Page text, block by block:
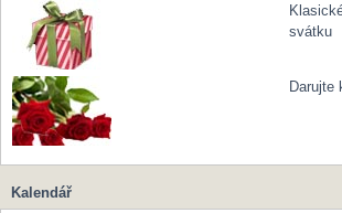
svátku
Darujte
Kalendář